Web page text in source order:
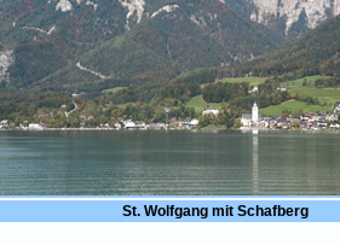
St. Wolfgang mit Schafberg